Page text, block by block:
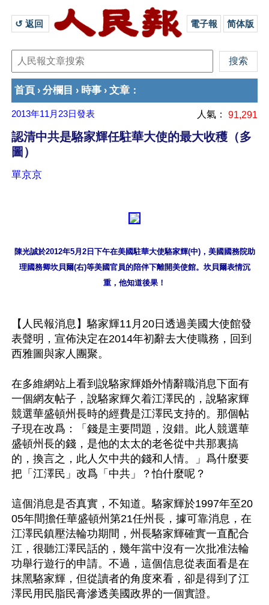
↺ 返回 電子報 简体版
首頁 › 分欄目 › 時事 › 文章 ：
2013年11月23日發表 人氣： 91,291
認清中共是駱家輝任駐華大使的最大收穫（多
圖）
單京京
陳光誠於2012年5月2日下午在美國駐華大使駱家輝(中)，美國國務院助
理國務卿坎貝爾(右)等美國官員的陪伴下離開美使館。坎貝爾表情沉
重，他知道後果！
【人民報消息】駱家輝11月20日透過美國大使館發
表聲明，宣佈決定在2014年初辭去大使職務，回到
西雅圖與家人團聚。
在多維網站上看到說駱家輝婚外情辭職消息下面有
一個網友帖子，說駱家輝欠着江澤民的，說駱家輝
競選華盛頓州長時的經費是江澤民支持的。那個帖
子現在改爲：「錢是主要問題，沒錯。此人競選華
盛頓州長的錢，是他的太太的老爸從中共那裏搞
的，換言之，此人欠中共的錢和人情。」爲什麼要
把「江澤民」改爲「中共」？怕什麼呢？
這個消息是否真實，不知道。駱家輝於1997年至20
05年間擔任華盛頓州第21任州長，據可靠消息，在
江澤民鎮壓法輪功期間，州長駱家輝確實一直配合
江，很聽江澤民話的，幾年當中沒有一次批准法輪
功舉行遊行的申請。不過，這個信息從表面看是在
抹黑駱家輝，但從讀者的角度來看，卻是得到了江
澤民用民脂民膏滲透美國政界的一個實證。